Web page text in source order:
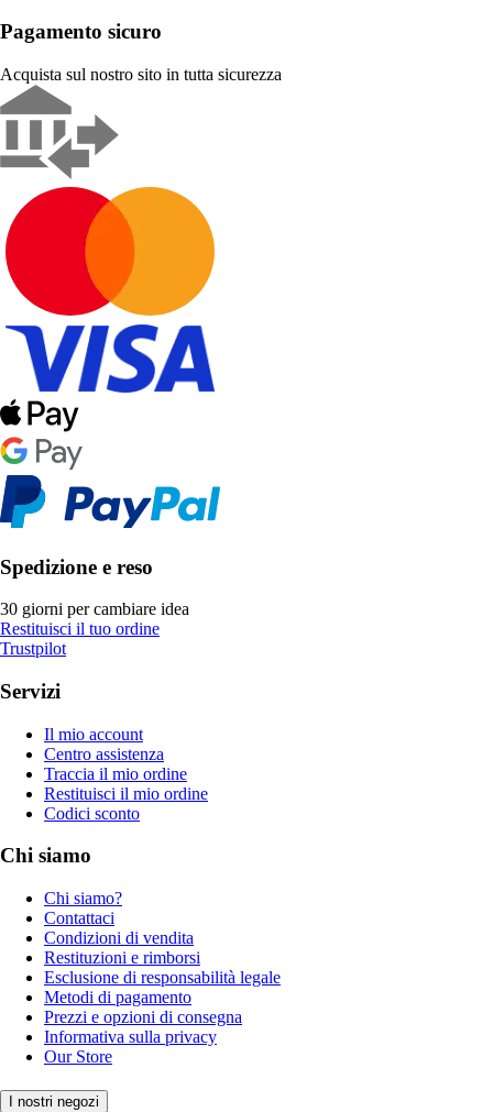
Pagamento sicuro
Acquista sul nostro sito in tutta sicurezza
Spedizione e reso
30 giorni per cambiare idea
Restituisci il tuo ordine
Trustpilot
Servizi
Il mio account
Centro assistenza
Traccia il mio ordine
Restituisci il mio ordine
Codici sconto
Chi siamo
Chi siamo?
Contattaci
Condizioni di vendita
Restituzioni e rimborsi
Esclusione di responsabilità legale
Metodi di pagamento
Prezzi e opzioni di consegna
Informativa sulla privacy
Our Store
I nostri negozi